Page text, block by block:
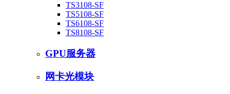
TS3108-SF
TS5108-SF
TS6108-SF
TS8108-SF
GPU服务器
网卡光模块